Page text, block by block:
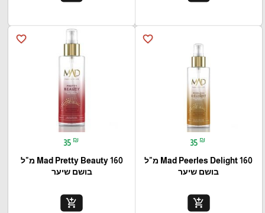
favorite_border
35 ₪
Mad Peerles Delight 160 מ"ל
בושם שיער
add_shopping_cart
favorite_border
35 ₪
Mad Pretty Beauty 160 מ"ל
בושם שיער
add_shopping_cart